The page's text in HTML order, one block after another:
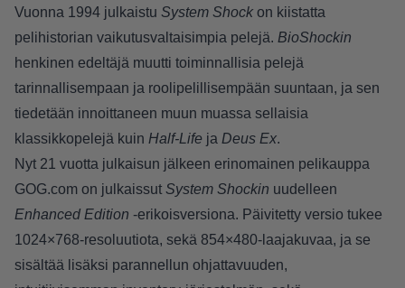
Vuonna 1994 julkaistu System Shock on kiistatta
pelihistorian vaikutusvaltaisimpia pelejä. BioShockin
henkinen edeltäjä muutti toiminnallisia pelejä
tarinnallisempaan ja roolipelillisempään suuntaan, ja sen
tiedetään innoittaneen muun muassa sellaisia
klassikkopelejä kuin Half-Life ja Deus Ex.
Nyt 21 vuotta julkaisun jälkeen erinomainen pelikauppa
GOG.com on julkaissut System Shockin uudelleen
Enhanced Edition -erikoisversiona. Päivitetty versio tukee
1024×768-resoluutiota, sekä 854×480-laajakuvaa, ja se
sisältää lisäksi parannellun ohjattavuuden,